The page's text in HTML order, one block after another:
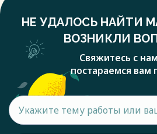
НЕ УДАЛОСЬ НАЙТИ
ВОЗНИКЛИ
Свяжитесь с
постараемся вам